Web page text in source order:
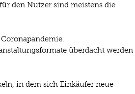
den Nutzer sind meistens die
überdacht werden
in dem sich Einkäufer neue